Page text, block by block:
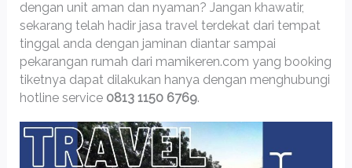
dengan unit aman dan nyaman? Jangan khawatir,
sekarang telah hadir jasa travel terdekat dari tempat
tinggal anda dengan jaminan diantar sampai
pekarangan rumah dari mamikeren.com yang booking
tiketnya dapat dilakukan hanya dengan menghubungi
hotline service 0813 1150 6769.